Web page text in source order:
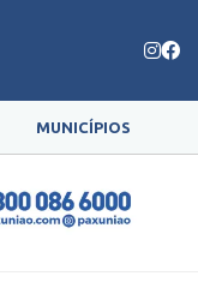
MUNICÍPIOS